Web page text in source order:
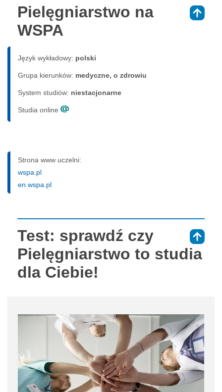
Pielęgniarstwo na
WSPA
Język wykładowy: polski
Grupa kierunków: medyczne, o zdrowiu
System studiów: nie­sta­cjo­nar­ne
Studia online
Strona www uczelni:
wspa.pl
en.wspa.pl
Test: sprawdź czy
Pielęgniarstwo to studia
dla Ciebie!